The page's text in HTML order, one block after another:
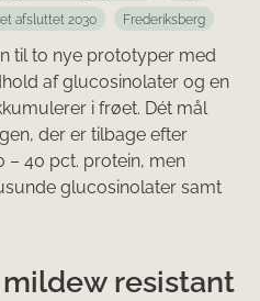
afsluttet 2030 Frederiksberg
til to nye prototyper med
af glucosinolater og en
i frøet. Dét mål
der er tilbage efter
– 40 pct. protein, men
glucosinolater samt
resistant